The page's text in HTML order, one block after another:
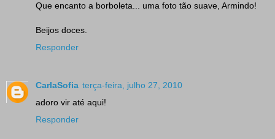
Que encanto a borboleta... uma foto tão suave, Armindo!
Beijos doces.
Responder
CarlaSofia terça-feira, julho 27, 2010
adoro vir até aqui!
Responder